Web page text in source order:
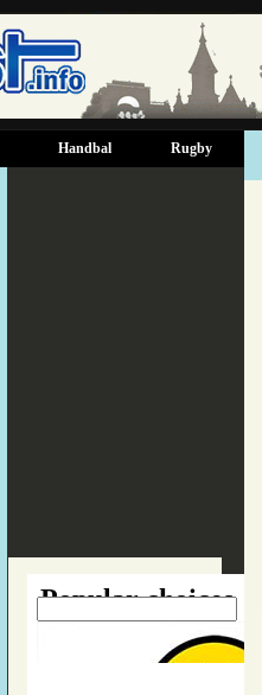
Handbal Rugby